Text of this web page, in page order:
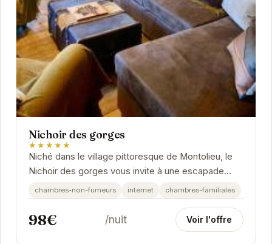
Nichoir des gorges
★★★★★
Niché dans le village pittoresque de Montolieu, le
Nichoir des gorges vous invite à une escapade
hors du commun. Cet hébergement de charme
offre...
chambres-non-fumeurs internet chambres-familiales
98€ /nuit Voir l'offre